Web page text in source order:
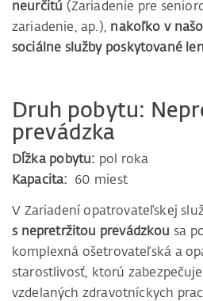
neurčitú (Zariadenie pre
zariadenie, ap.), nakoľko v
sociálne služby poskytované
Druh pobytu:
prevádzka
Dĺžka pobytu: pol roka
Kapacita: 60 miest
V Zariadení opatrovateľskej
s nepretržitou prevádzkou sa
komplexná ošetrovateľská a
starostlivosť, ktorú
vzdelaných zdravotníckych